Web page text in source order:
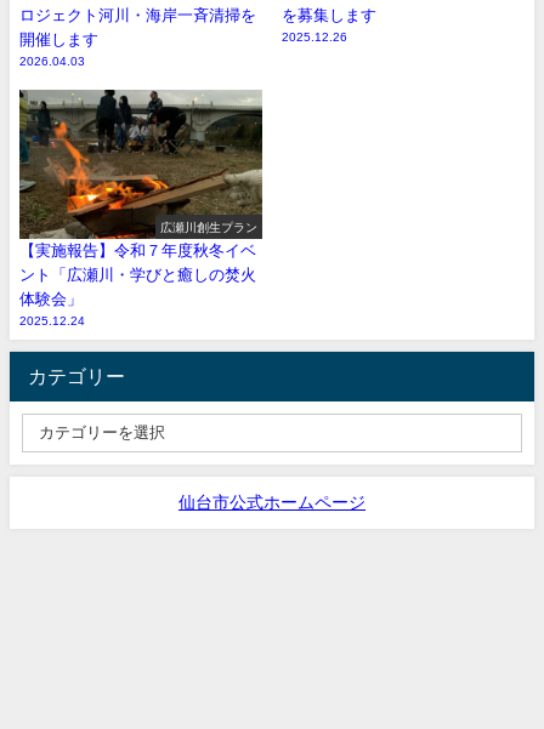
ロジェクト河川・海岸一斉清掃を
開催します
2026.04.03
を募集します
2025.12.26
広瀬川創生プラン
【実施報告】令和７年度秋冬イベ
ント「広瀬川・学びと癒しの焚火
体験会」
2025.12.24
カテゴリー
仙台市公式ホームページ